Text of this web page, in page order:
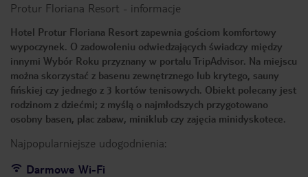
Protur Floriana Resort - informacje
Hotel Protur Floriana Resort zapewnia gościom komfortowy
wypoczynek. O zadowoleniu odwiedzających świadczy między
innymi Wybór Roku przyznany w portalu TripAdvisor. Na miejscu
można skorzystać z basenu zewnętrznego lub krytego, sauny
fińskiej czy jednego z 3 kortów tenisowych. Obiekt polecany jest
rodzinom z dziećmi; z myślą o najmłodszych przygotowano
osobny basen, plac zabaw, miniklub czy zajęcia minidyskotece.
Najpopularniejsze udogodnienia:
Darmowe Wi-Fi